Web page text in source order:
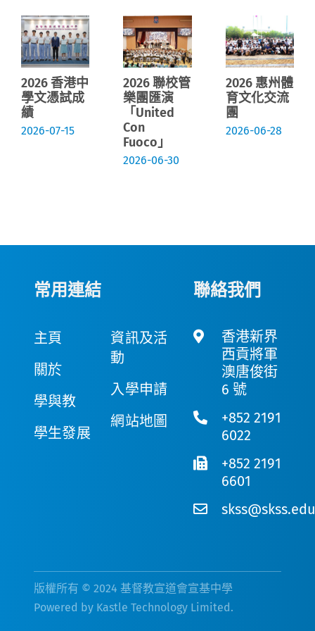
2026 香港中
學文憑試成
績
2026-07-15
2026 聯校管
樂團匯演
「United
Con
Fuoco」
2026-06-30
2026 惠州體
育文化交流
團
2026-06-28
常用連結
主頁
關於
學與教
學生發展
資訊及活
動
入學申請
網站地圖
聯絡我們
香港新界
西貢將軍
澳唐俊街
6 號
+852 2191
6022
+852 2191
6601
版權所有 © 2024 基督教宣道會宣基中學
Powered by Kastle Technology Limited.